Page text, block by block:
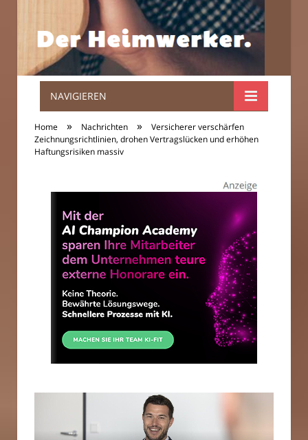
Der
Heimwerker.
NAVIGIEREN
Home » Nachrichten »
Versicherer verschärfen
Zeichnungsrichtlinien, drohen Vertragslücken und erhöhen
Haftungsrisiken massiv